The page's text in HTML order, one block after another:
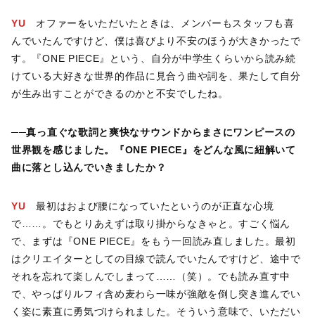
YU オファーをいただいたときは、メンバーもスタッフも喜
んでいたんですけど、僕は喜びより不安のほうが大きかったで
す。『ONE PIECE』という、自分が中学生くらいから読み続
けている大好きな世界的作品に見合う曲や詞を、果たして自分
が生み出すことができるのかと不安でしたね。
──真っ直ぐな歌詞と爽快なサウンドからまさにワンピースの
世界観を感じました。『ONE PIECE』をどんな風に紐解いて
曲に落とし込んでいきましたか？
YU 最初はおよび腰になっていたというのが正直な心境
で……。でもとりあえずは取り掛からなきゃと。すごく悩ん
で、まずは『ONE PIECE』をもう一回読み直しました。最初
はクリエイターとしての目線で読んでいたんですけど、途中で
それを忘れて楽しんでしまって……（笑）。でも読み直す中
で、やっぱりルフィ含め麦わら一味が強敵を倒し突き進んでい
く姿に素直に勇気づけられました。そういう意味で、いただい